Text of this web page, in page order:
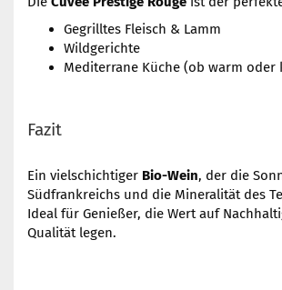
Gegrilltes Fleisch & Lamm
Wildgerichte
Mediterrane Küche (ob warm oder
Fazit
Ein vielschichtiger Bio-Wein, der die
Südfrankreichs und die Mineralität des
Ideal für Genießer, die Wert auf
Qualität legen.